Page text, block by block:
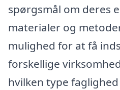
spørgsmål om deres
materialer og
mulighed for at få
forskellige
hvilken type